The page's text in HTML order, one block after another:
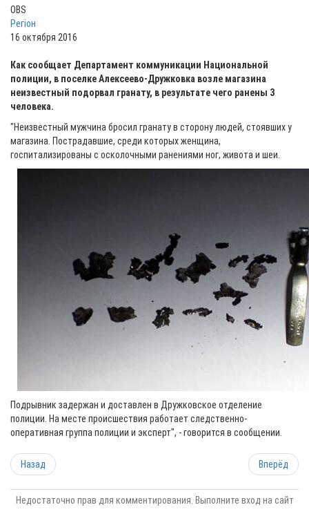
OBS
Регіон
16 октября 2016
Как сообщает Департамент коммуникации Национальной
полиции, в поселке Алексеево-Дружковка возле магазина
неизвестный подорвал гранату, в результате чего ранены 3
человека.
"Неизвестный мужчина бросил гранату в сторону людей, стоявших у
магазина. Пострадавшие, среди которых женщина,
госпитализированы с осколочными ранениями ног, живота и шеи.
Подрывник задержан и доставлен в Дружковское отделение
полиции. На месте происшествия работает следственно-
оперативная группа полиции и эксперт", - говорится в сообщении.
Назад Вперёд
Недостаточно прав для комментирования. Выполните вход на сайт